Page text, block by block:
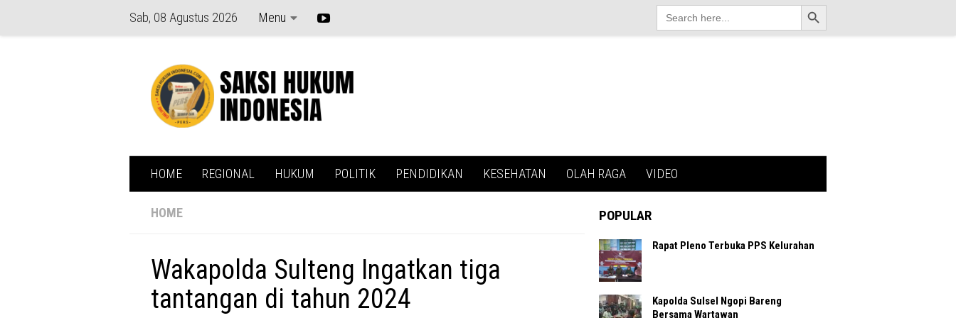
Sab, 08 Agustus 2026 Menu
Search
for:
Search Button
HOME REGIONAL HUKUM POLITIK PENDIDIKAN KESEHATAN OLAH RAGA VIDEO
HOME
Wakapolda Sulteng Ingatkan tiga
tantangan di tahun 2024
POPULAR
Rapat Pleno Terbuka PPS Kelurahan
Kapolda Sulsel Ngopi Bareng
Bersama Wartawan